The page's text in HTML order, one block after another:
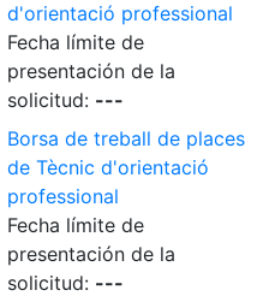
d'orientació professional
Fecha límite de
presentación de la
solicitud: ---
Borsa de treball de places
de Tècnic d'orientació
professional
Fecha límite de
presentación de la
solicitud: ---